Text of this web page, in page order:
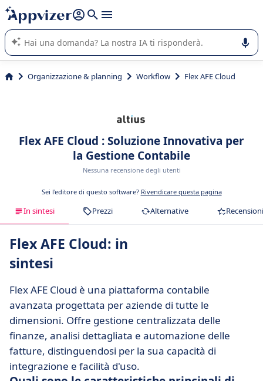
righe con
shift + enter
L'IA di Appvizer vi guida nell'utilizzo o nella scelta di un
software SaaS per la vostra azienda.
Organizzazione & planning Workflow Flex AFE Cloud
Flex AFE Cloud : Soluzione Innovativa per
la Gestione Contabile
Nessuna recensione degli utenti
Sei l'editore di questo software? Rivendicare questa pagina
In sintesi Prezzi Alternative Recensioni
Flex AFE Cloud: in
sintesi
Flex AFE Cloud è una piattaforma contabile
avanzata progettata per aziende di tutte le
dimensioni. Offre gestione centralizzata delle
finanze, analisi dettagliata e automazione delle
fatture, distinguendosi per la sua capacità di
integrazione e facilità d'uso.